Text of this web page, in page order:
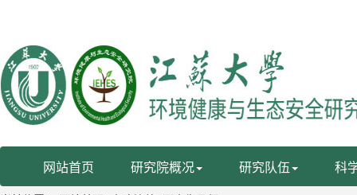
网站首页 研究院概况 研究队伍 科